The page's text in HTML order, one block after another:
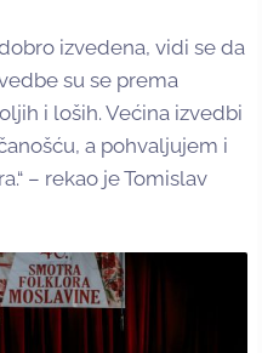
izvedena, vidi se da
su se prema
i loših. Većina izvedbi
a pohvaljujem i
– rekao je Tomislav